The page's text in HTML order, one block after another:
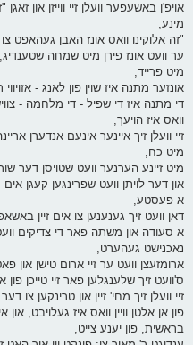
אויפ'ן באשעפער וועלן זיי ווייזן און
מינע,
"זה אלוקינו וואס אונז האבן געהאפט
ער וועט אונז פירן מיט שמחה שטענדיג,
מיט פרייד,
אונזער מתנה איז שוין פון לאנג -
די מתנה איז די שפיל - די מלחמה -
וואס איז הויעך,
זיי וועלן זיך איינער אינעם אנדערן
מיט כח,
מיט זיינע הערנער וועט שטויסן דער
און דער לויתן וועט שפרינגען קעגן
א פעסטע,
דאן וועט זיך גענענען צו אים זיין
א סעודה און משתה פאר די צדיקים
נאכנישט געהערט,
ארומזעצן וועט ער זיי ארום טישן און
ס'וועט זיך שלענגלען פאר זיי טייכן
זיי וועלן זיך מחי' זיין און טרינקען צו
פון אן אלטן וויין וואס איז געלויבט,
בראשית, פון יענע צייט,